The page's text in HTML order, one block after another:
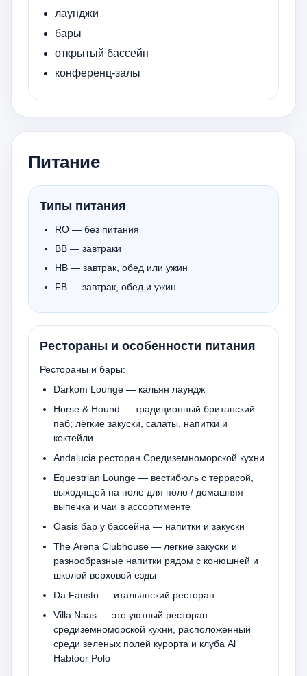
лаунджи
бары
открытый бассейн
конференц-залы
Питание
Типы питания
RO — без питания
ВВ — завтраки
НВ — завтрак, обед или ужин
FB — завтрак, обед и ужин
Рестораны и особенности питания
Рестораны и бары:
Darkom Lounge — кальян лаундж
Horse & Hound — традиционный британский
паб; лёгкие закуски, салаты, напитки и
коктейли
Andalucia ресторан Средиземноморской кухни
Equestrian Lounge — вестибюль с террасой,
выходящей на поле для поло / домашняя
выпечка и чаи в ассортименте
Oasis бар у бассейна — напитки и закуски
The Arena Clubhouse — лёгкие закуски и
разнообразные напитки рядом с конюшней и
школой верховой езды
Da Fausto — итальянский ресторан
Villa Naas — это уютный ресторан
средиземноморской кухни, расположенный
среди зеленых полей курорта и клуба Al
Habtoor Polo